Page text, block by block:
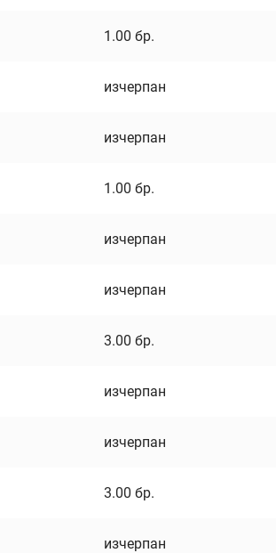
1.00 бр.
изчерпан
изчерпан
1.00 бр.
изчерпан
изчерпан
3.00 бр.
изчерпан
изчерпан
3.00 бр.
изчерпан